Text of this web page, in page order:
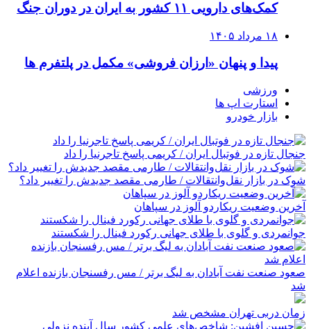
کمک‌های دارویی ۱۱ کشور به ایران در دوران جنگ
۱۸ مرداد ۱۴۰۵
پیدا و پنهان «ارزان فروشی» مکمل در پلتفرم ها
ورزشی
استارت اپ ها
بازار خودرو
جنجال تازه در فوتبال ایران / کریمی پاسخ تاجرنیا را داد
شوک در بازار نقل‌وانتقالات / طارمی مقصد جدیدش را تغییر داد؟
آخرین وضعیت ریکاردو آلوز در سپاهان
جوانمردی و گلوی با طلای جهانی رکورد فینال را شکستند
صعود صنعت نفت آبادان به لیگ برتر / مس رفسنجان بازنده اعلام
شد
زمان دربی تهران مشخص شد